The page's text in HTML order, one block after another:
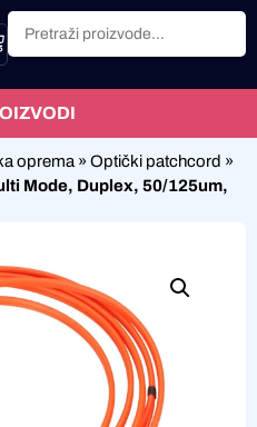
oprema » Optički patchcord »
Mode, Duplex, 50/125um,